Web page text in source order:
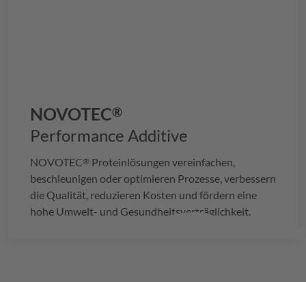
NOVOTEC®
Performance Additive
NOVOTEC® Proteinlösungen vereinfachen,
beschleunigen oder optimieren Prozesse, verbessern
die Qualität, reduzieren Kosten und fördern eine
hohe Umwelt- und Gesundheitsverträglichkeit.